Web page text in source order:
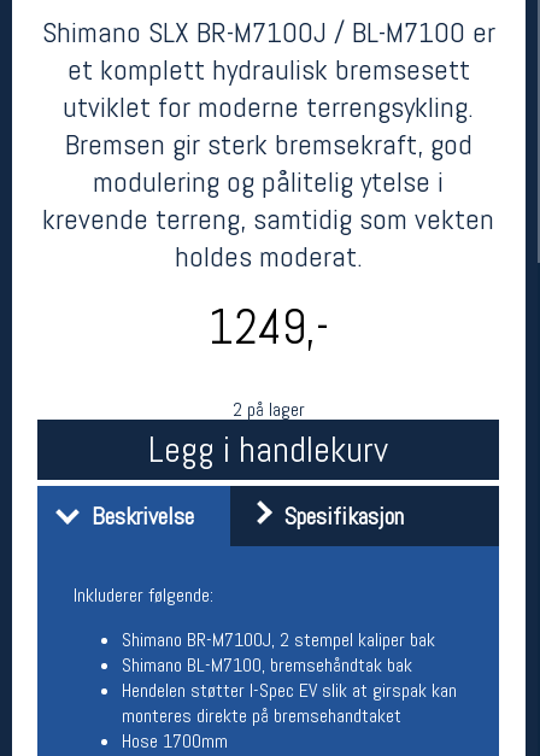
Shimano SLX BR-M7100J / BL-M7100 er
et komplett hydraulisk bremsesett
utviklet for moderne terrengsykling.
Bremsen gir sterk bremsekraft, god
modulering og pålitelig ytelse i
krevende terreng, samtidig som vekten
holdes moderat.
1249,-
2 på lager
Legg i handlekurv
Beskrivelse Spesifikasjon
Inkluderer følgende:
Shimano BR-M7100J, 2 stempel kaliper bak
Shimano BL-M7100, bremsehåndtak bak
Hendelen støtter I-Spec EV slik at girspak kan
monteres direkte på bremsehandtaket
Hose 1700mm
Her finner du oss
Oslo Sportslager
Torggata 20
0183 Oslo
Telefon: 23 32 62 00
(telefontid man-fredag klokken 10-13)
Kontakt oss
Åpningstider butikk
Man-Fredag:
11-18
Lørdag: